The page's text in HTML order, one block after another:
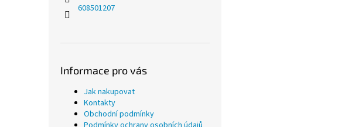
608501207
Informace pro vás
Jak nakupovat
Kontakty
Obchodní podmínky